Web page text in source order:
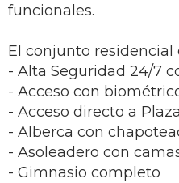
funcionales.
El conjunto
- Alta Seguridad 24/7
- Acceso con
- Acceso directo a
- Alberca con
- Asoleadero con
- Gimnasio completo